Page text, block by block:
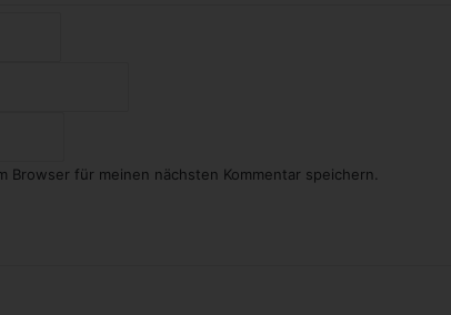
Browser für meinen nächsten Kommentar speichern.